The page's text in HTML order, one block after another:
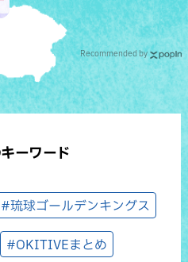
Recommended by
ーワード
#琉球ゴールデンキングス
#OKITIVEまとめ